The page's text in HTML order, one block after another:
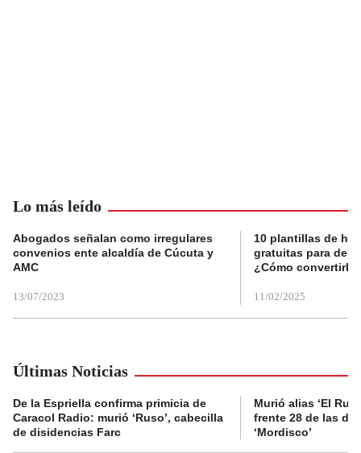
Lo más leído
Abogados señalan como irregulares
convenios ente alcaldía de Cúcuta y
AMC
13/07/2023
10 plantillas de
gratuitas para
¿Cómo convertirla
11/02/2025
Últimas Noticias
De la Espriella confirma primicia de
Caracol Radio: murió ‘Ruso’, cabecilla
de disidencias Farc
Murió alias ‘El
frente 28 de las
‘Mordisco’